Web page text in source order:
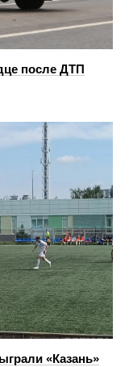
после ДТП
«Казань»